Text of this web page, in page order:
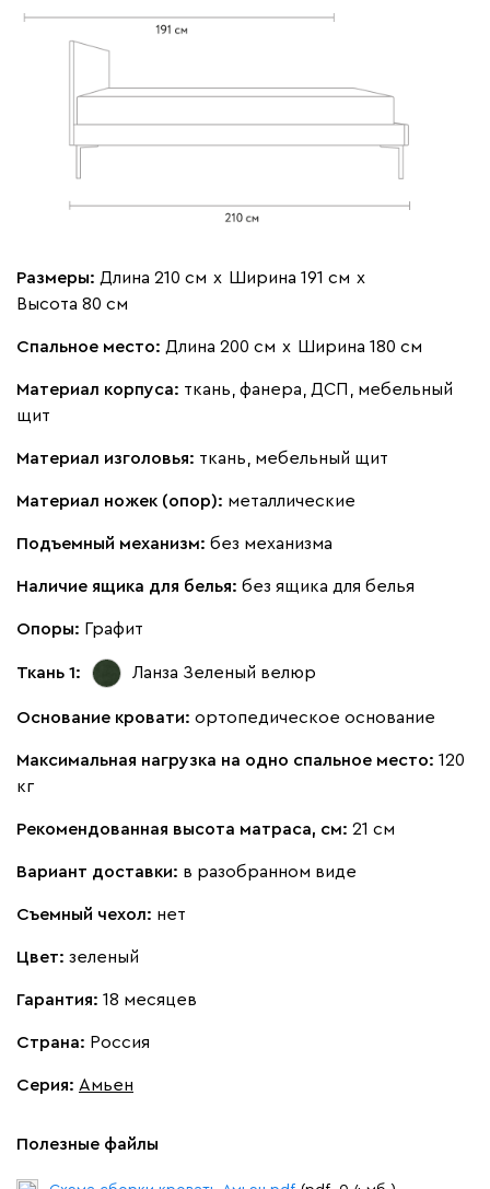
Размеры: Длина 210 см х Ширина 191 см х
Высота 80 см
Спальное место: Длина 200 см х Ширина 180 см
Материал корпуса: ткань, фанера, ДСП, мебельный
щит
Материал изголовья: ткань, мебельный щит
Материал ножек (опор): металлические
Подъемный механизм: без механизма
Наличие ящика для белья: без ящика для белья
Опоры: Графит
Ткань 1: Ланза Зеленый велюр
Основание кровати: ортопедическое основание
Максимальная нагрузка на одно спальное место: 120
кг
Рекомендованная высота матраса, см: 21 см
Вариант доставки: в разобранном виде
Съемный чехол: нет
Цвет: зеленый
Гарантия: 18 месяцев
Страна: Россия
Серия: Амьен
Полезные файлы